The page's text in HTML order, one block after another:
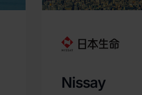
Nissay